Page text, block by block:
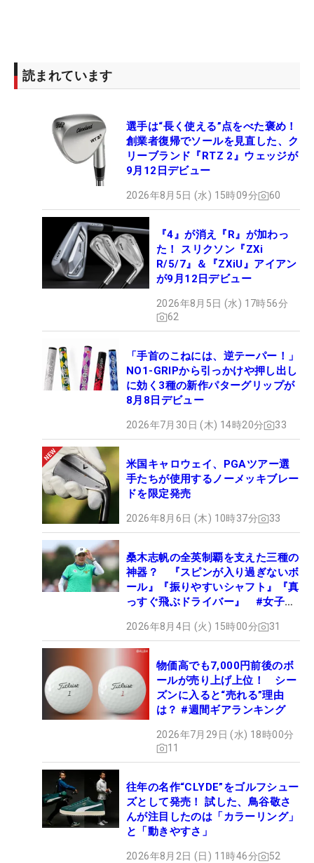
読まれています
選手は“長く使える”点をべた褒め！
創業者復帰でソールを見直した、ク
リーブランド『RTZ 2』ウェッジが
9月12日デビュー
2026年8月5日 (水) 15時09分 60
『4』が消え『R』が加わっ
た！ スリクソン『ZXi
R/5/7』＆『ZXiU』アイアン
が9月12日デビュー
2026年8月5日 (水) 17時56分
62
「手首のこねには、逆テーパー！」
NO1-GRIPから引っかけや押し出し
に効く3種の新作パターグリップが
8月8日デビュー
2026年7月30日 (木) 14時20分 33
米国キャロウェイ、PGAツアー選
手たちが使用するノーメッキブレー
ドを限定発売
2026年8月6日 (木) 10時37分 33
桑木志帆の全英制覇を支えた三種の
神器？ 『スピンが入り過ぎないボ
ール』『振りやすいシャフト』『真
っすぐ飛ぶドライバー』 #女子プ
2026年8月4日 (火) 15時00分 31
物価高でも7,000円前後のボ
ールが売り上げ上位！ シー
ズンに入ると“売れる”理由
は？ #週間ギアランキング
2026年7月29日 (水) 18時00分
11
往年の名作“CLYDE”をゴルフシュー
ズとして発売！ 試した、鳥谷敬さ
んが注目したのは「カラーリング」
と「動きやすさ」
2026年8月2日 (日) 11時46分 52